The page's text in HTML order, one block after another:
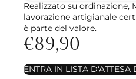
Realizzato su ordinazione,
lavorazione artigianale
è parte del valore.
€89,90
ENTRA IN LISTA D'ATTESA